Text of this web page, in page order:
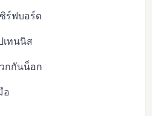
ร์ฟบอร์ด
เทนนิส
กกันน็อก
อ